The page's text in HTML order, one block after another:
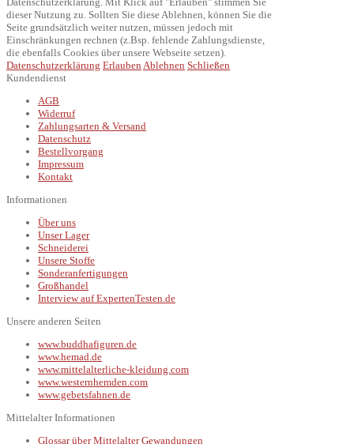
dieser Nutzung zu. Sollten Sie diese Ablehnen, können Sie die
Seite grundsätzlich weiter nutzen, müssen jedoch mit
Einschränkungen rechnen (z.Bsp. fehlende Zahlungsdienste,
die ebenfalls Cookies über unsere Webseite setzen).
Datenschutzerklärung Erlauben Ablehnen Schließen
Kundendienst
AGB
Widerruf
Zahlungsarten & Versand
Datenschutz
Bestellvorgang
Impressum
Kontakt
Informationen
Über uns
Unser Lager
Schneiderei
Unsere Stoffe
Sonderanfertigungen
Großhandel
Interview auf ExpertenTesten.de
Unsere anderen Seiten
www.buddhafiguren.de
www.hemad.de
www.mittelalterliche-kleidung.com
www.westernhemden.com
www.gebetsfahnen.de
Mittelalter Informationen
Glossar über Mittelalter Gewandungen